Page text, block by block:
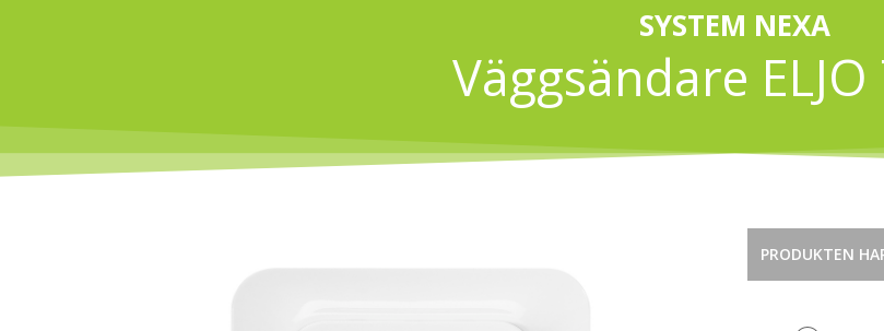
SYSTEM NEXA
Väggsändare
PRODUKTEN